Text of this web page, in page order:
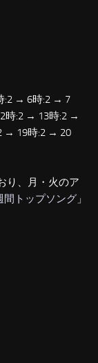
:2 → 6時:2 → 7
時:2 → 13時:2 →
→ 19時:2 → 20
り、月・火のア
間トップソング 」